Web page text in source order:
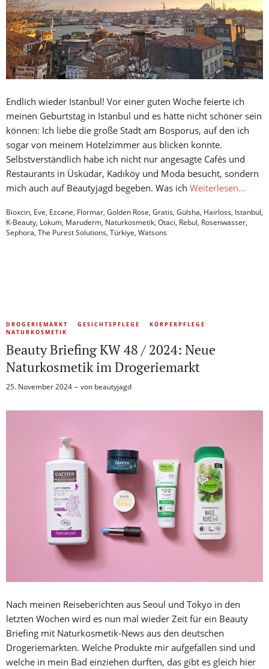
Endlich wieder Istanbul! Vor einer guten Woche feierte ich
meinen Geburtstag in Istanbul und es hätte nicht schöner sein
können: Ich liebe die große Stadt am Bosporus, auf den ich
sogar von meinem Hotelzimmer aus blicken konnte.
Selbstverständlich habe ich nicht nur angesagte Cafés und
Restaurants in Üsküdar, Kadıköy und Moda besucht, sondern
mich auch auf Beautyjagd begeben. Was ich Weiterlesen…
Bioxcin, Eve, Ezcane, Flormar, Golden Rose, Gratis, Gülsha, Hairloss, Istanbul,
K-Beauty, Lokum, Maruderm, Naturkosmetik, Otaci, Rebul, Rosenwasser,
Sephora, The Purest Solutions, Türkiye, Watsons
DROGERIEMARKT GESICHTSPFLEGE
KÖRPERPFLEGE
NATURKOSMETIK
Beauty Briefing KW 48 / 2024: Neue
Naturkosmetik im Drogeriemarkt
25. November 2024 von beautyjagd
Nach meinen Reiseberichten aus Seoul und Tokyo in den
letzten Wochen wird es nun mal wieder Zeit für ein Beauty
Briefing mit Naturkosmetik-News aus den deutschen
Drogeriemärkten. Welche Produkte mir aufgefallen sind und
welche in mein Bad einziehen durften, das gibt es gleich hier